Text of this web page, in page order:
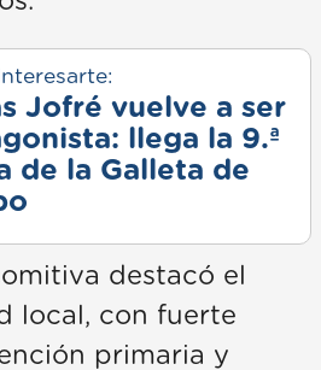
Jofré vuelve a ser
llega la 9.ª
de la Galleta de
destacó el
local, con fuerte
primaria y